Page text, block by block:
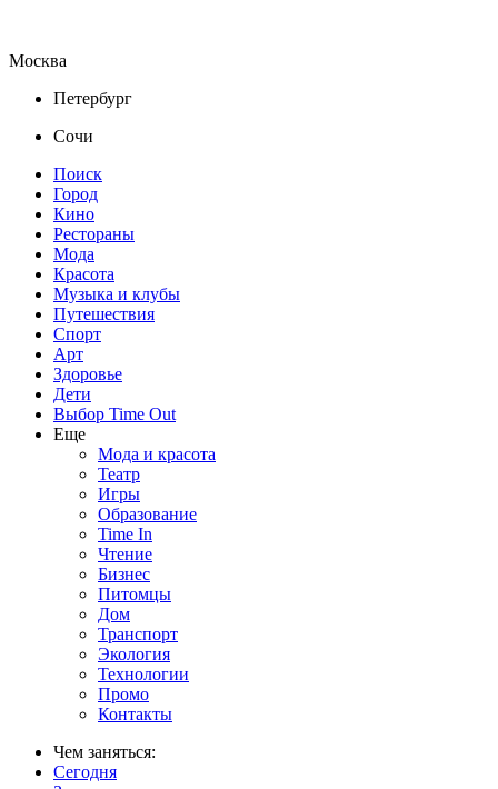
Москва
Петербург
Сочи
Поиск
Город
Кино
Рестораны
Мода
Красота
Музыка и клубы
Путешествия
Спорт
Арт
Здоровье
Дети
Выбор Time Out
Еще
Мода и красота
Театр
Игры
Образование
Time In
Чтение
Бизнес
Питомцы
Дом
Транспорт
Экология
Технологии
Промо
Контакты
Чем заняться:
Сегодня